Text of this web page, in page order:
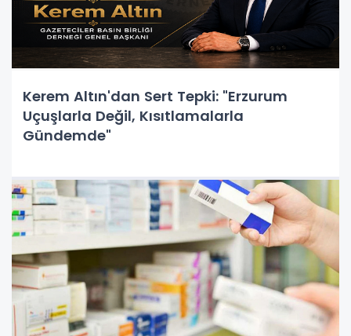
Kerem Altın'dan Sert Tepki: "Erzurum
Uçuşlarla Değil, Kısıtlamalarla
Gündemde"